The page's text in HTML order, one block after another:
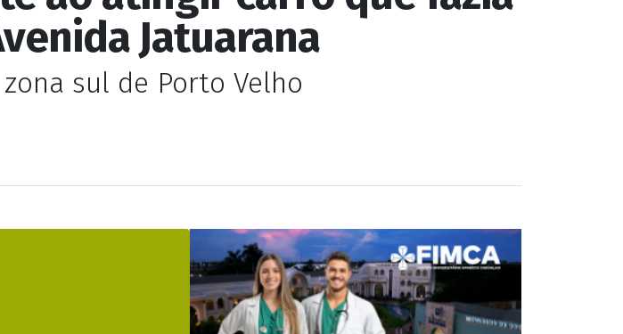
Jatuarana
sul de Porto Velho